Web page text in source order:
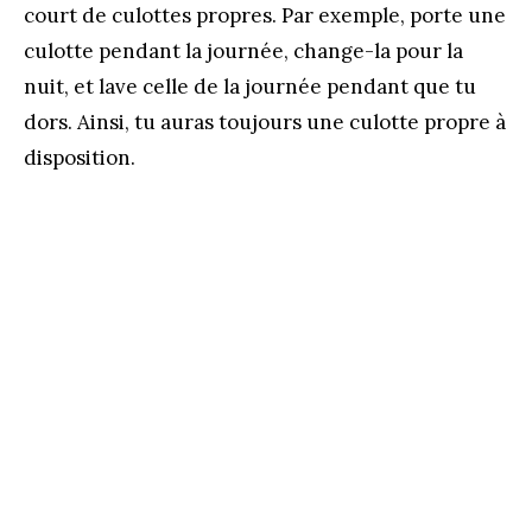
court de culottes propres. Par exemple, porte une
culotte pendant la journée, change-la pour la
nuit, et lave celle de la journée pendant que tu
dors. Ainsi, tu auras toujours une culotte propre à
disposition.